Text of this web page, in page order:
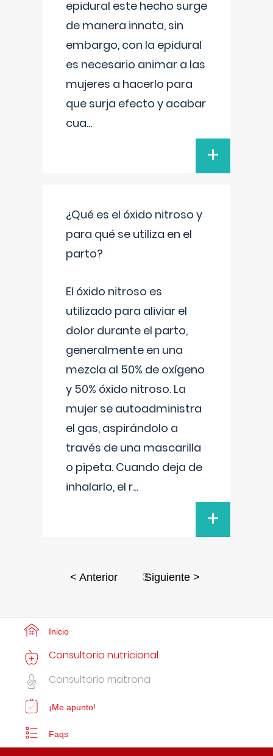
epidural este hecho surge
de manera innata, sin
embargo, con la epidural
es necesario animar a las
mujeres a hacerlo para
que surja efecto y acabar
cua...
+
¿Qué es el óxido nitroso y
para qué se utiliza en el
parto?
El óxido nitroso es
utilizado para aliviar el
dolor durante el parto,
generalmente en una
mezcla al 50% de oxígeno
y 50% óxido nitroso. La
mujer se autoadministra
el gas, aspirándolo a
través de una mascarilla
o pipeta. Cuando deja de
inhalarlo, el r...
+
< Anterior 3Siguiente >
Inicio
Consultorio nutricional
Consultorio matrona
¡Me apunto!
Faqs